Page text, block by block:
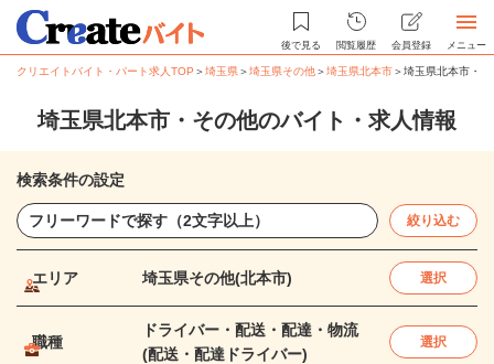
後で見る 閲覧履歴 会員登録 メニュー
クリエイトバイト・パート求人TOP ＞埼玉県＞埼玉県その他＞埼玉県北本市＞埼玉県北本市・
埼玉県北本市・その他のバイト・求人情報
検索条件の設定
絞り込む
エリア 埼玉県その他(北本市) 選択
職種
ドライバー・配送・配達・物流
(配送・配達ドライバー)
選択